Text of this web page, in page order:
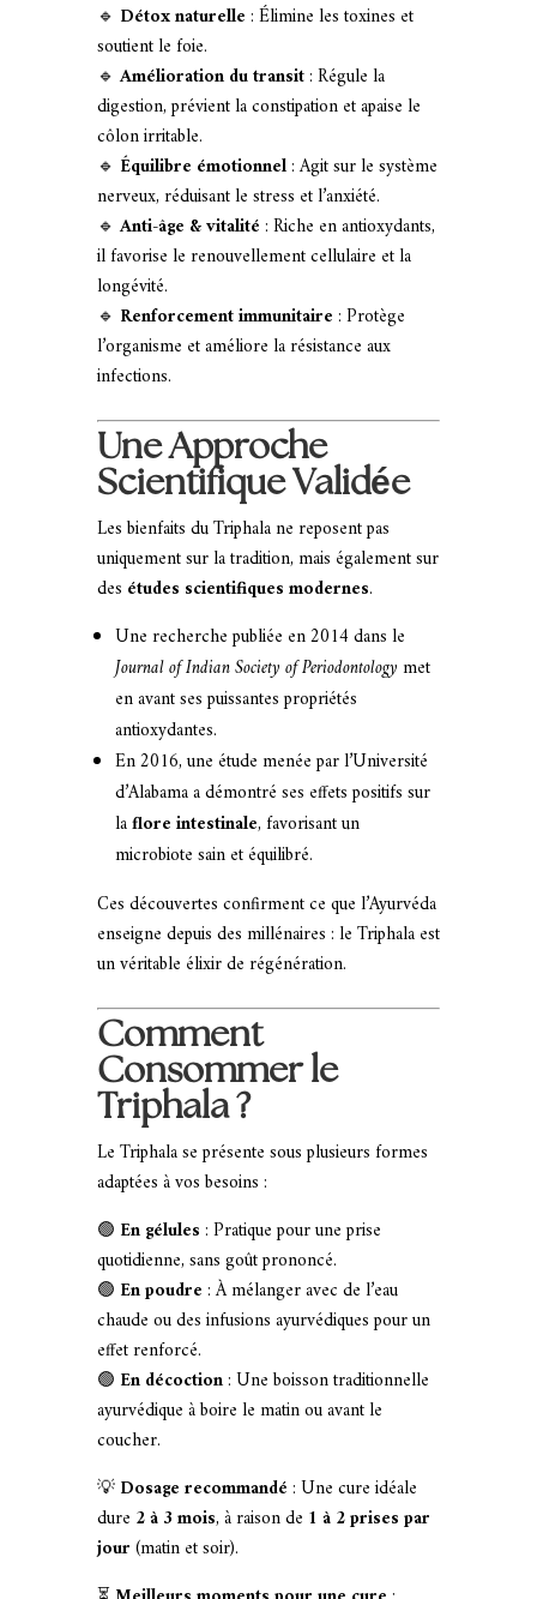
🔹 Détox naturelle: Élimine les toxines et
soutient le foie.
🔹Amélioration du transit: Régule la
digestion, prévient la constipation et apaise le
côlon irritable.
🔹 Équilibre émotionnel: Agit sur le système
nerveux, réduisant le stress et l’anxiété.
🔹Anti-âge & vitalité: Riche en antioxydants,
il favorise le renouvellement cellulaire et la
longévité.
🔹 Renforcement immunitaire: Protège
l’organisme et améliore la résistance aux
infections.
Une Approche
Scientifique Validée
Les bienfaits du Triphala ne reposent pas
uniquement sur la tradition, mais également sur
des études scientifiques modernes.
Une recherche publiée en 2014 dans le
Journal of Indian Society of Periodontologymet
en avant ses puissantes propriétés
antioxydantes.
En 2016, une étude menée par l’Université
d’Alabama a démontré ses effets positifs sur
laflore intestinale, favorisant un
microbiote sain et équilibré.
Ces découvertes confirment ce que l’Ayurvéda
enseigne depuis des millénaires : le Triphala est
un véritable élixir de régénération.
Comment
Consommer le
Triphala ?
Le Triphala se présente sous plusieurs formes
adaptées à vos besoins :
🟢 En gélules: Pratique pour une prise
quotidienne, sans goût prononcé.
🟢 En poudre: À mélanger avec de l’eau
chaude ou des infusions ayurvédiques pour un
effet renforcé.
🟢 En décoction: Une boisson traditionnelle
ayurvédique à boire le matin ou avant le
coucher.
💡Dosage recommandé: Une cure idéale
dure 2 à 3 mois, à raison de 1 à 2 prises par
jour(matin et soir).